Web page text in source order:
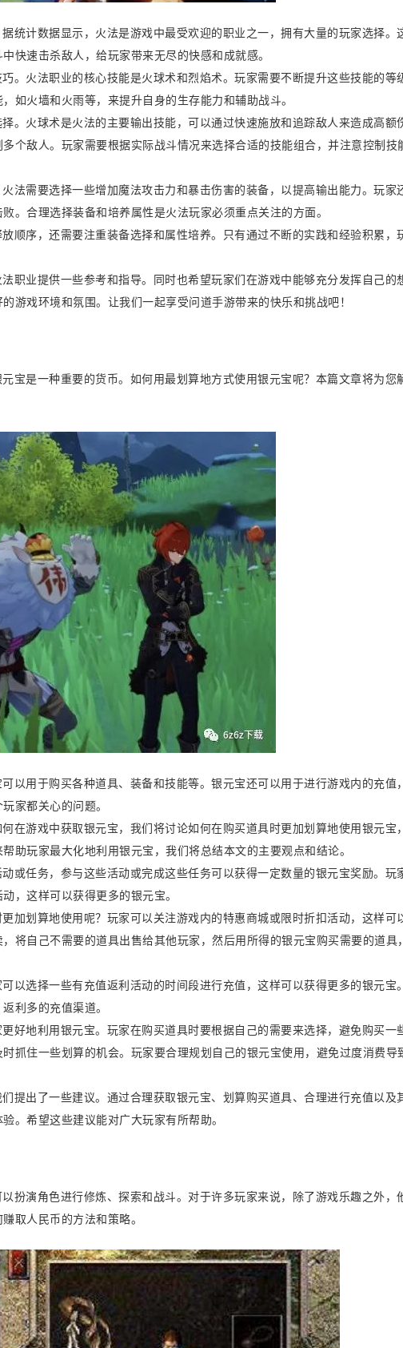
统计数据显示，火法是游戏中最受欢迎的职业之一，拥有大量的玩家选择。
快速击杀敌人，给玩家带来无尽的快感和成就感。
。火法职业的核心技能是火球术和烈焰术。玩家需要不断提升这些技能的等
如火墙和火雨等，来提升自身的生存能力和辅助战斗。
。火球术是火法的主要输出技能，可以通过快速施放和追踪敌人来造成高额
个敌人。玩家需要根据实际战斗情况来选择合适的技能组合，并注意控制技
法需要选择一些增加魔法攻击力和暴击伤害的装备，以提高输出能力。玩家
。合理选择装备和培养属性是火法玩家必须重点关注的方面。
顺序，还需要注重装备选择和属性培养。只有通过不断的实践和经验积累，
职业提供一些参考和指导。同时也希望玩家们在游戏中能够充分发挥自己的
游戏环境和氛围。让我们一起享受问道手游带来的快乐和挑战吧！
宝是一种重要的货币。如何用最划算地方式使用银元宝呢？本篇文章将为您
以用于购买各种道具、装备和技能等。银元宝还可以用于进行游戏内的充值
家都关心的问题。
在游戏中获取银元宝，我们将讨论如何在购买道具时更加划算地使用银元宝
助玩家最大化地利用银元宝，我们将总结本文的主要观点和结论。
或任务，参与这些活动或完成这些任务可以获得一定数量的银元宝奖励。玩
，这样可以获得更多的银元宝。
加划算地使用呢？玩家可以关注游戏内的特惠商城或限时折扣活动，这样可
将自己不需要的道具出售给其他玩家，然后用所得的银元宝购买需要的道具
以选择一些有充值返利活动的时间段进行充值，这样可以获得更多的银元宝
利多的充值渠道。
好地利用银元宝。玩家在购买道具时要根据自己的需要来选择，避免购买一
抓住一些划算的机会。玩家要合理规划自己的银元宝使用，避免过度消费导
提出了一些建议。通过合理获取银元宝、划算购买道具、合理进行充值以及
。希望这些建议能对广大玩家有所帮助。
扮演角色进行修炼、探索和战斗。对于许多玩家来说，除了游戏乐趣之外，
取人民币的方法和策略。